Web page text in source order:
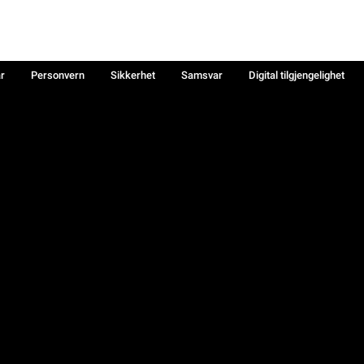
Personvern Sikkerhet Samsvar
Digital tilgjengelighet